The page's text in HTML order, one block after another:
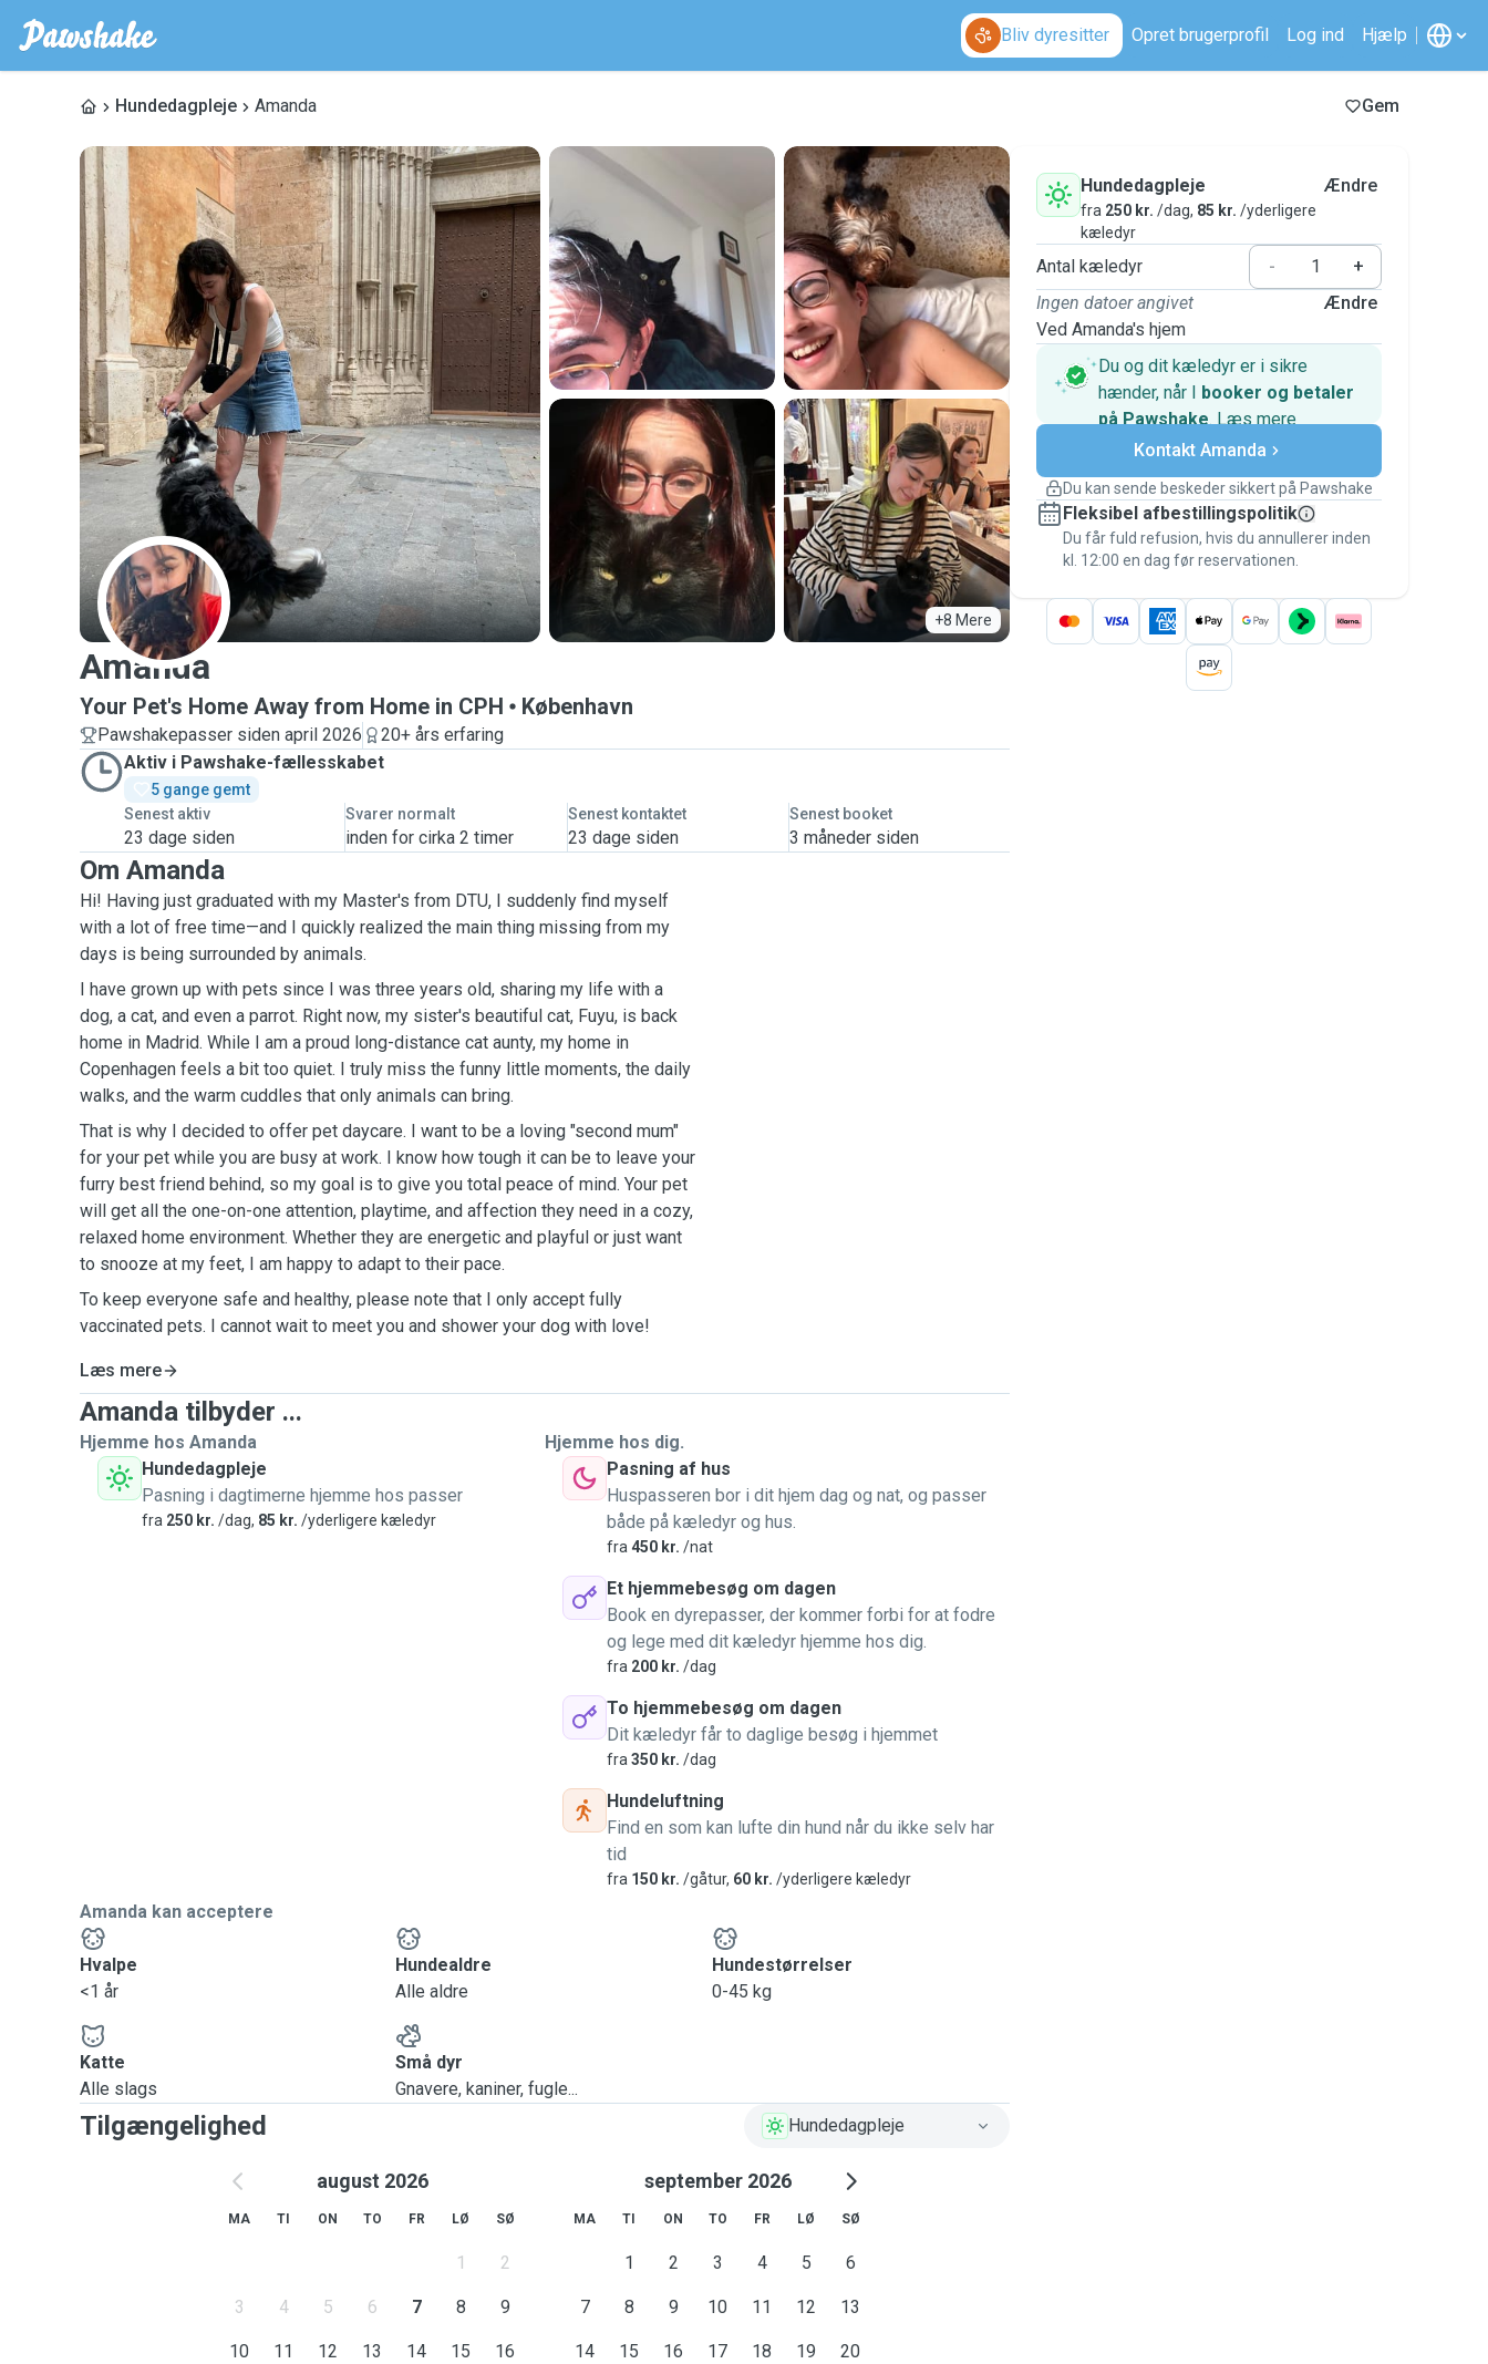
Bliv dyresitter Opret brugerprofil Log ind Hjælp
Hundedagpleje Amanda Gem
+8 Mere
A
Amanda
Your Pet's Home Away from Home in CPH København
Pawshakepasser siden april 2026
20+ års erfaring
Aktiv i Pawshake-fællesskabet
5 gange gemt
Senest aktiv
23 dage siden
Svarer normalt
inden for cirka 2 timer
Senest kontaktet
23 dage siden
Senest booket
3 måneder siden
Om Amanda
Hi! Having just graduated with my Master's from DTU, I suddenly find myself
with a lot of free time—and I quickly realized the main thing missing from my
days is being surrounded by animals.
I have grown up with pets since I was three years old, sharing my life with a
dog, a cat, and even a parrot. Right now, my sister's beautiful cat, Fuyu, is back
home in Madrid. While I am a proud long-distance cat aunty, my home in
Copenhagen feels a bit too quiet. I truly miss the funny little moments, the daily
walks, and the warm cuddles that only animals can bring.
That is why I decided to offer pet daycare. I want to be a loving "second mum"
for your pet while you are busy at work. I know how tough it can be to leave your
furry best friend behind, so my goal is to give you total peace of mind. Your pet
will get all the one-on-one attention, playtime, and affection they need in a cozy,
relaxed home environment. Whether they are energetic and playful or just want
to snooze at my feet, I am happy to adapt to their pace.
To keep everyone safe and healthy, please note that I only accept fully
vaccinated pets. I cannot wait to meet you and shower your dog with love!
Læs mere
Amanda tilbyder ...
Hjemme hos Amanda
Hundedagpleje
Pasning i dagtimerne hjemme hos passer
fra 250 kr. /dag, 85 kr. /yderligere kæledyr
Hjemme hos dig.
Pasning af hus
Huspasseren bor i dit hjem dag og nat, og passer
både på kæledyr og hus.
fra 450 kr. /nat
Et hjemmebesøg om dagen
Book en dyrepasser, der kommer forbi for at fodre
og lege med dit kæledyr hjemme hos dig.
fra 200 kr. /dag
To hjemmebesøg om dagen
Dit kæledyr får to daglige besøg i hjemmet
fra 350 kr. /dag
Hundeluftning
Find en som kan lufte din hund når du ikke selv har
tid
fra 150 kr. /gåtur, 60 kr. /yderligere kæledyr
Amanda kan acceptere
Hvalpe
<1 år
Hundealdre
Alle aldre
Hundestørrelser
0-45 kg
Katte
Alle slags
Små dyr
Gnavere, kaniner, fugle...
Tilgængelighed Hundedagpleje
august 2026
MA TI ON TO FR LØ SØ
1 2
3 4 5 6 7 8 9
10 11 12 13 14 15 16
september 2026
MA TI ON TO FR LØ SØ
1 2 3 4 5 6
7 8 9 10 11 12 13
14 15 16 17 18 19 20
Hundedagpleje
fra 250 kr. /dag, 85 kr. /yderligere
kæledyr
Ændre
Antal kæledyr -
+
Ingen datoer angivet
Ved Amanda's hjem
Ændre
Du og dit kæledyr er i sikre
hænder, når I booker og betaler
på Pawshake. Læs mere
Sikre betalinger
Support, hvis planerne ændrer
Dækkede bookinger
Hold alt på Pawshake – fra den første
besked til betalingen – for at være dækket
af Pawshake-garantien.
Kontakt Amanda
Du kan sende beskeder sikkert på Pawshake
Fleksibel afbestillingspolitik
Du får fuld refusion, hvis du annullerer inden
kl. 12:00 en dag før reservationen.